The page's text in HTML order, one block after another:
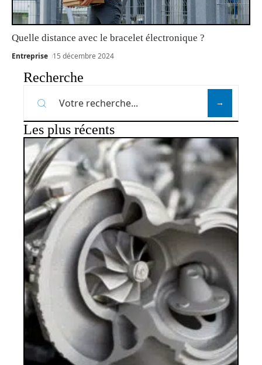
Quelle distance avec le bracelet électronique ?
Entreprise 15 décembre 2024
Recherche
Les plus récents